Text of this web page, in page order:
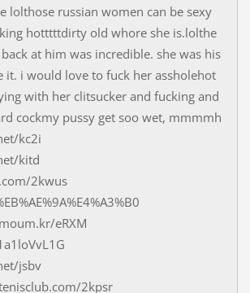
lolthose russian women can be sexy
hotttttdirty old whore she is.lolthe
at him was incredible. she was his
it. i would love to fuck her assholehot
with her clitsucker and fucking and
cockmy pussy get soo wet, mmmmh
kc2i
kitd
2kwus
eRXM
jsbv
2kpsr